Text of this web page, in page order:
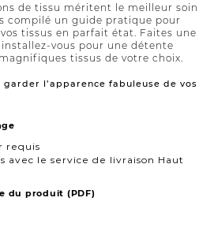
de tissu méritent le meilleur soin
compilé un guide pratique pour
tissus en parfait état. Faites une
vous pour une détente
tissus de votre choix.
garder l’apparence fabuleuse de vos
requis
avec le service de livraison Haut
du produit (PDF)